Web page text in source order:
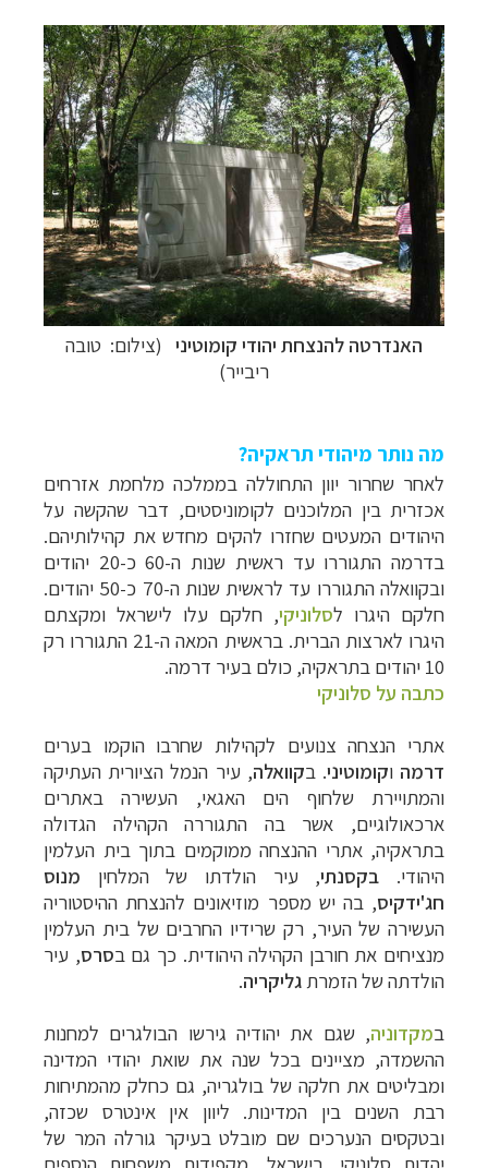
האנדרטה להנצחת יהודי קומוטיני (צילום: טובה
ריבייר)
מה נותר מיהודי תראקיה?
לאחר שחרור יוון התחוללה בממלכה מלחמת אזרחים
אכזרית בין המלוכנים לקומוניסטים, דבר שהקשה על
היהודים המעטים שחזרו להקים מחדש את קהילותיהם.
בדרמה התגוררו עד ראשית שנות ה-60 כ-20 יהודים
ובקוואלה התגוררו עד לראשית שנות ה-70 כ-50 יהודים.
חלקם היגרו לסלוניקי, חלקם עלו לישראל ומקצתם
היגרו לארצות הברית. בראשית המאה ה-21 התגוררו רק
10 יהודים בתראקיה, כולם בעיר דרמה.
כתבה על סלוניקי
אתרי הנצחה צנועים לקהילות שחרבו הוקמו בערים
דרמה וקומוטיני. בקוואלה, עיר הנמל הציורית העתיקה
והמתויירת שלחוף הים האגאי, העשירה באתרים
ארכאולוגיים, אשר בה התגוררה הקהילה הגדולה
בתראקיה, אתרי ההנצחה ממוקמים בתוך בית העלמין
היהודי. בקסנתי, עיר הולדתו של המלחין מנוס
חג'ידקיס, בה יש מספר מוזיאונים להנצחת ההיסטוריה
העשירה של העיר, רק שרידיו החרבים של בית העלמין
מנציחים את חורבן הקהילה היהודית. כך גם בסרס, עיר
הולדתה של הזמרתגליקריה.
במקדוניה, שגם את יהודיה גירשו הבולגרים למחנות
ההשמדה, מציינים בכל שנה את שואת יהודי המדינה
ומבליטים את חלקה של בולגריה, גם כחלק מהמתיחות
רבת השנים בין המדינות. ליוון אין אינטרס שכזה,
ובטקסים הנערכים שם מובלט בעיקר גורלה המר של